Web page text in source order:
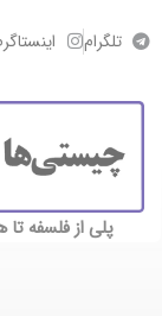
تلگرام
پلی از فلسفه تا